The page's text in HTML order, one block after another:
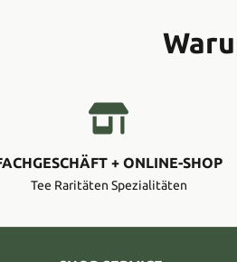
+ ONLINE-SHOP
Tee Raritäten Spezialitäten